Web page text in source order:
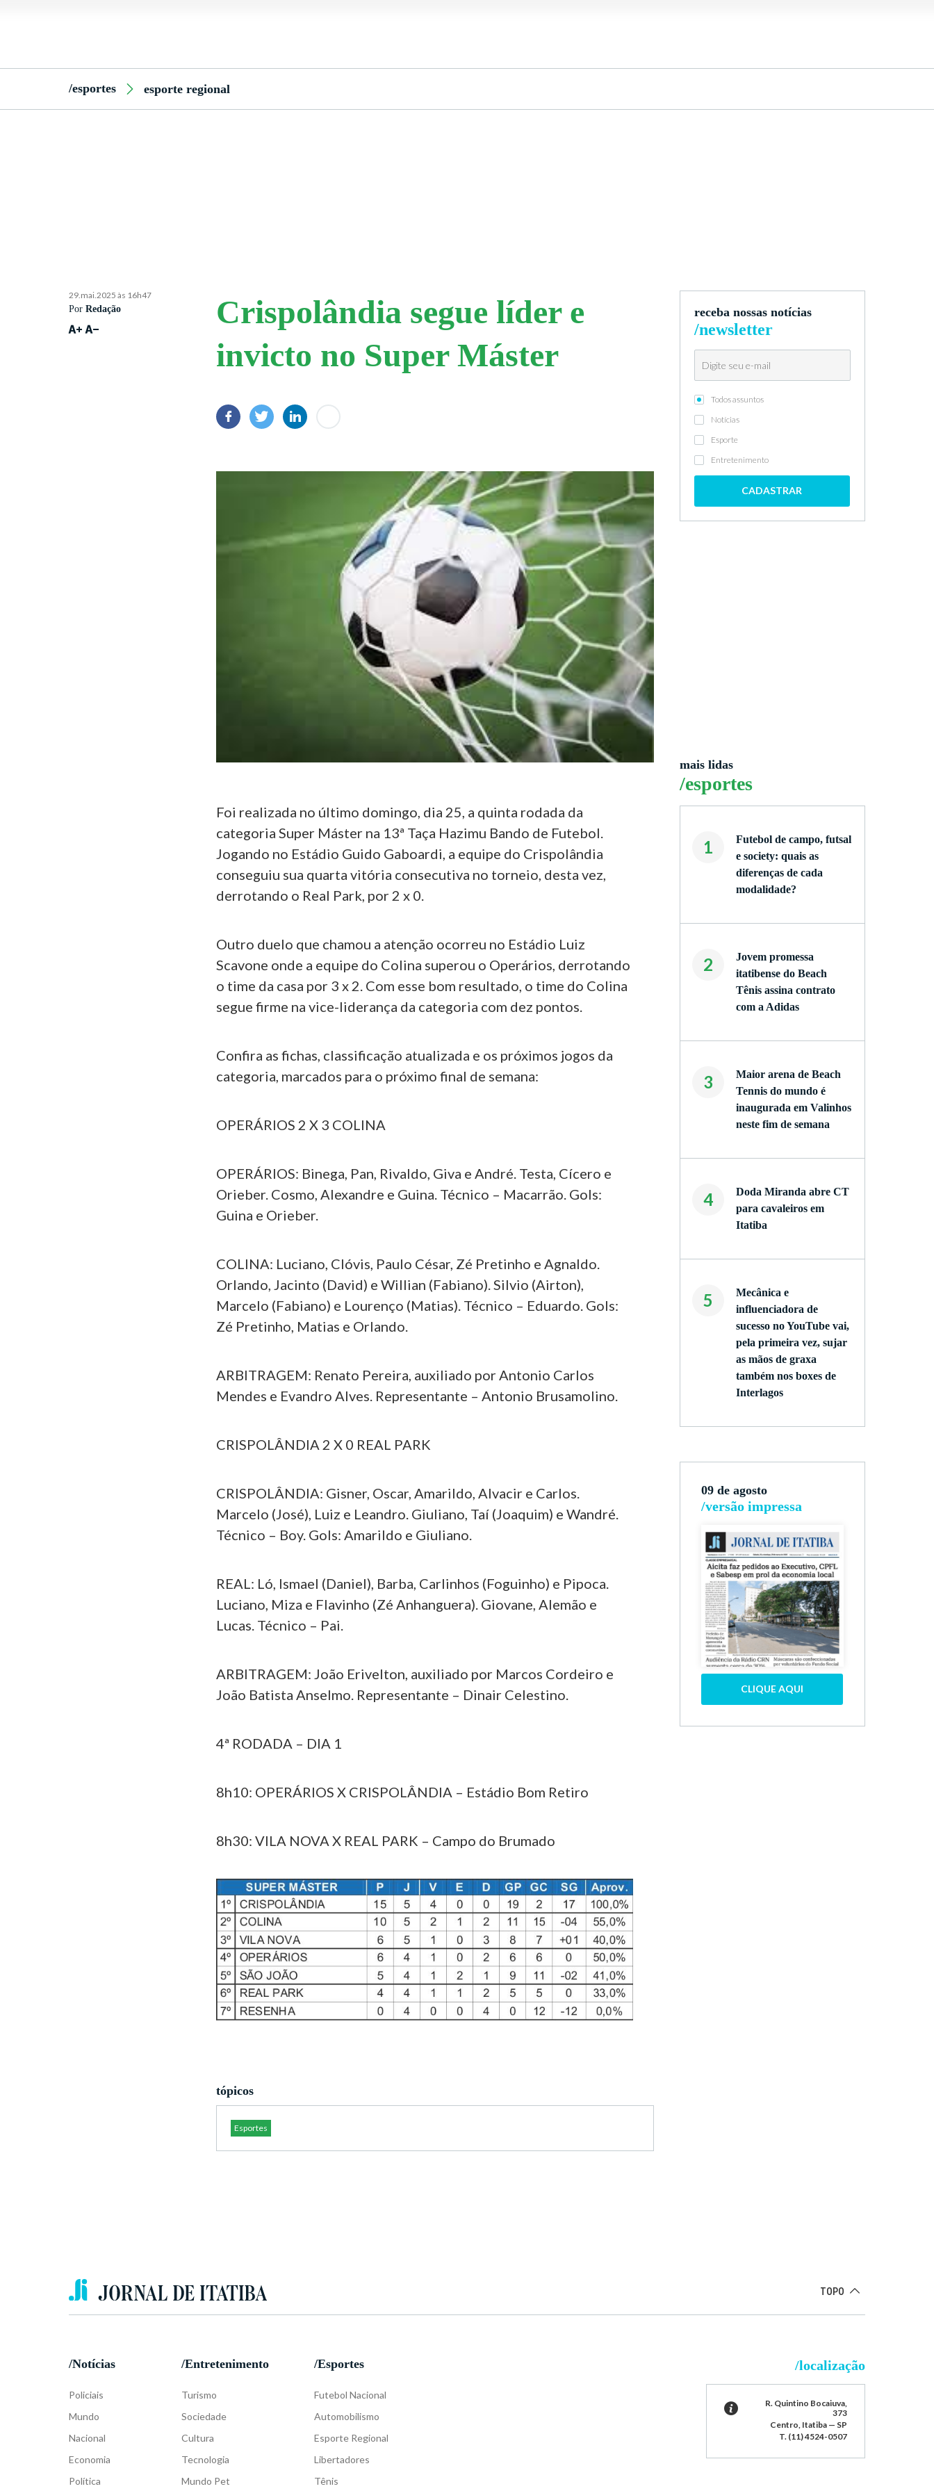
/esportes esporte regional
29.mai.2025 às 16h47
PorRedação
Crispolândia segue líder e
invicto no Super Máster
Foi realizada no último domingo, dia 25, a quinta rodada da
categoria Super Máster na 13ª Taça Hazimu Bando de Futebol.
Jogando no Estádio Guido Gaboardi, a equipe do Crispolândia
conseguiu sua quarta vitória consecutiva no torneio, desta vez,
derrotando o Real Park, por 2 x 0.
Outro duelo que chamou a atenção ocorreu no Estádio Luiz
Scavone onde a equipe do Colina superou o Operários, derrotando
o time da casa por 3 x 2. Com esse bom resultado, o time do Colina
segue firme na vice-liderança da categoria com dez pontos.
Confira as fichas, classificação atualizada e os próximos jogos da
categoria, marcados para o próximo final de semana:
OPERÁRIOS 2 X 3 COLINA
OPERÁRIOS: Binega, Pan, Rivaldo, Giva e André. Testa, Cícero e
Orieber. Cosmo, Alexandre e Guina. Técnico – Macarrão. Gols:
Guina e Orieber.
COLINA: Luciano, Clóvis, Paulo César, Zé Pretinho e Agnaldo.
Orlando, Jacinto (David) e Willian (Fabiano). Silvio (Airton),
Marcelo (Fabiano) e Lourenço (Matias). Técnico – Eduardo. Gols:
Zé Pretinho, Matias e Orlando.
ARBITRAGEM: Renato Pereira, auxiliado por Antonio Carlos
Mendes e Evandro Alves. Representante – Antonio Brusamolino.
CRISPOLÂNDIA 2 X 0 REAL PARK
CRISPOLÂNDIA: Gisner, Oscar, Amarildo, Alvacir e Carlos.
Marcelo (José), Luiz e Leandro. Giuliano, Taí (Joaquim) e Wandré.
Técnico – Boy. Gols: Amarildo e Giuliano.
REAL: Ló, Ismael (Daniel), Barba, Carlinhos (Foguinho) e Pipoca.
Luciano, Miza e Flavinho (Zé Anhanguera). Giovane, Alemão e
Lucas. Técnico – Pai.
ARBITRAGEM: João Erivelton, auxiliado por Marcos Cordeiro e
João Batista Anselmo. Representante – Dinair Celestino.
4ª RODADA – DIA 1
8h10: OPERÁRIOS X CRISPOLÂNDIA – Estádio Bom Retiro
8h30: VILA NOVA X REAL PARK – Campo do Brumado
tópicos
Esportes
receba nossas notícias
/newsletter
Todos assuntos
Notícias
Esporte
Entretenimento
CADASTRAR
mais lidas
/esportes
1
Futebol de campo, futsal
e society: quais as
diferenças de cada
modalidade?
2
Jovem promessa
itatibense do Beach
Tênis assina contrato
com a Adidas
3
Maior arena de Beach
Tennis do mundo é
inaugurada em Valinhos
neste fim de semana
4
Doda Miranda abre CT
para cavaleiros em
Itatiba
5
Mecânica e
influenciadora de
sucesso no YouTube vai,
pela primeira vez, sujar
as mãos de graxa
também nos boxes de
Interlagos
09 de agosto
/versão impressa
CLIQUE AQUI
TOPO
/Notícias
Policiais
Mundo
Nacional
Economia
Política
/Entretenimento
Turismo
Sociedade
Cultura
Tecnologia
Mundo Pet
/Esportes
Futebol Nacional
Automobilismo
Esporte Regional
Libertadores
Tênis
/localização
R. Quintino Bocaiuva,
373
Centro, Itatiba — SP
T. (11) 4524-0507